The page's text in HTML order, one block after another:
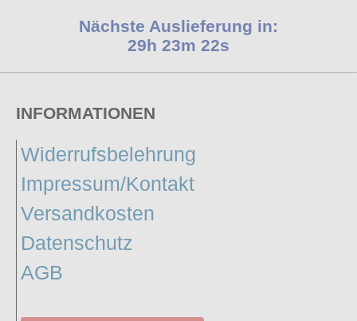
Nächste Auslieferung in:
29h 23m 21s
INFORMATIONEN
Widerrufsbelehrung
Impressum/Kontakt
Versandkosten
Datenschutz
AGB